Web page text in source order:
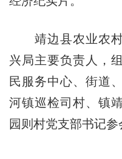
靖边县农业农村
兴局主要负责人，
民服务中心、街道
河镇巡检司村、镇
园则村党支部书记参